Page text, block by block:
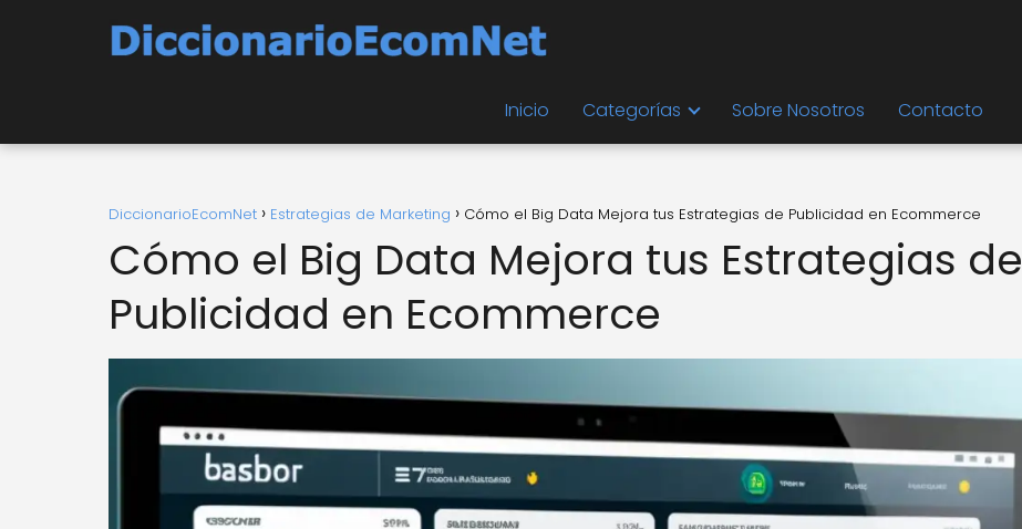
Inicio Categorías Sobre Nosotros Contacto
DiccionarioEcomNet Estrategias de Marketing Cómo el Big Data Mejora tus Estrategias de Publicidad en Ecommerce
Cómo el Big Data Mejora tus Estrategias de
Publicidad en Ecommerce